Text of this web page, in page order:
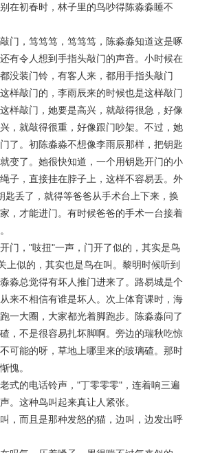
在初春时，林子里的鸟吵得陈淼淼睡不
，笃笃笃，笃笃笃，陈淼淼知道这是啄
有令人想到手指头敲门的声音。小时候在
没装门铃，有客人来，都用手指头敲门
样敲门的，李雨辰来的时候也是这样敲门
样敲门，她要是高兴，就敲得很急，好像
，就敲得很重，好像跟门吵架。不过，她
了。初陈淼淼不想像李雨辰那样，把钥匙
变了。她很快知道，一个用钥匙开门的小
子，直接挂在脖子上，这样不容易丢。外
匙丢了，就得等爸爸从手术台上下来，换
，才能进门。有时候爸爸的手术一台接着
，"吱扭"一声，门开了似的，其实是鸟
上似的，其实也是鸟在叫。黎明时候听到
淼总觉得有坏人推门进来了。路易城是个
来不相信有谁是坏人。次上体育课时，海
一大圈，大家都光着脚跑步。陈淼淼问了
，不是很容易扎坏脚啊。旁边的瑞秋吃惊
可能的呀，草地上哪里来的玻璃碴。那时
愧。
的电话铃声，"丁零零零"，连着响三遍
。这种鸟叫起来真让人紧张。
而且是那种发怒的猫，边叫，边发出呼